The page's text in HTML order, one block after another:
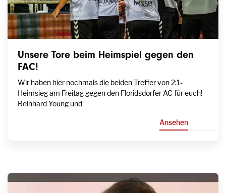
Unsere Tore beim Heimspiel gegen den
FAC!
Wir haben hier nochmals die beiden Treffer von 2:1-
Heimsieg am Freitag gegen den Floridsdorfer AC für euch!
Reinhard Young und
Ansehen